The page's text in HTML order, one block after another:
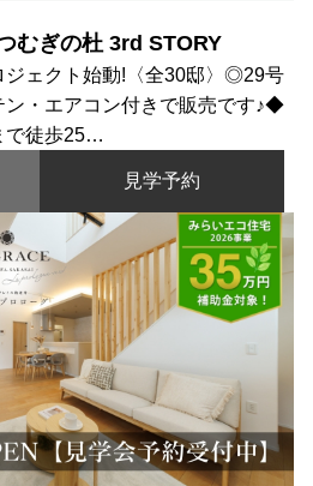
むぎの杜 3rd STORY
ジェクト始動!〈全30邸〉◎29号
ン・エアコン付きで販売です♪◆
で徒歩25…
見学予約